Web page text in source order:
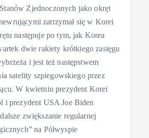
Zjednoczonych jako okręt
zatrzymał się w Korei
następuje po tym, jak Korea
dwie rakiety krótkiego zasięgu
i jest też następstwem
satelity szpiegowskiego przez
W kwietniu prezydent Korei
i prezydent USA Joe Biden
zwiększanie regularnej
na Półwyspie